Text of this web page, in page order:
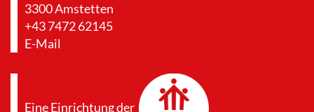
3300 Amstetten
+43 7472 62145
E-Mail
Eine Einrichtung der